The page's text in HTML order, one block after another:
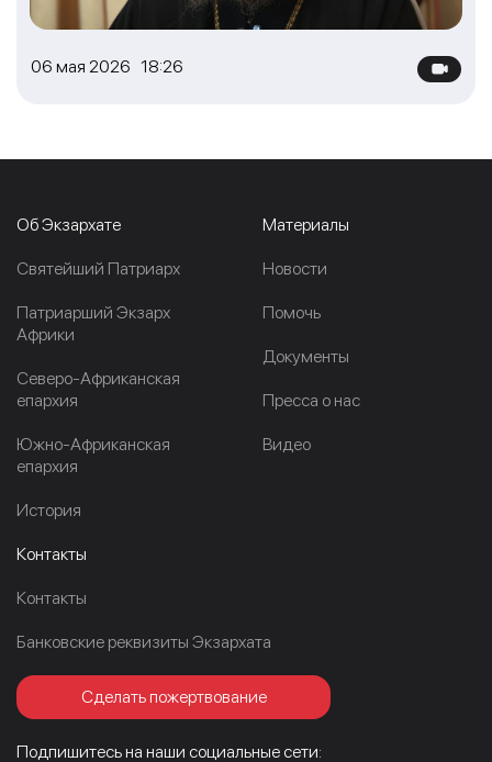
06 мая 2026 18:26
Об Экзархате
Cвятейший Патриарх
Патриарший Экзарх
Африки
Северо-Африканская
епархия
Южно-Африканская
епархия
История
Материалы
Новости
Помочь
Документы
Пресса о нас
Видео
Контакты
Контакты
Банковские реквизиты Экзархата
Сделать пожертвование
Подпишитесь на наши социальные сети: